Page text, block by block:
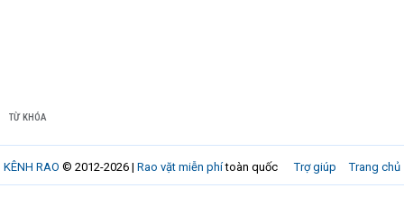
TỪ KHÓA
Trợ giúp Trang chủ
KÊNH RAO © 2012-2026 | Rao vặt miễn phítoàn quốc